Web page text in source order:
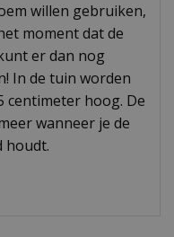
willen gebruiken,
moment dat de
er dan nog
In de tuin worden
centimeter hoog. De
wanneer je de
houdt.